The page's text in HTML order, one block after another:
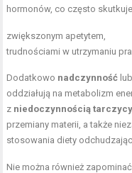
hormonów, co często
zwiększonym apetytem,
trudnościami w utrzymaniu
Dodatkowo nadczynność lub
oddziałują na metabolizm
z niedoczynnością tarczycy
przemiany materii, a także
stosowania diety
Nie można również